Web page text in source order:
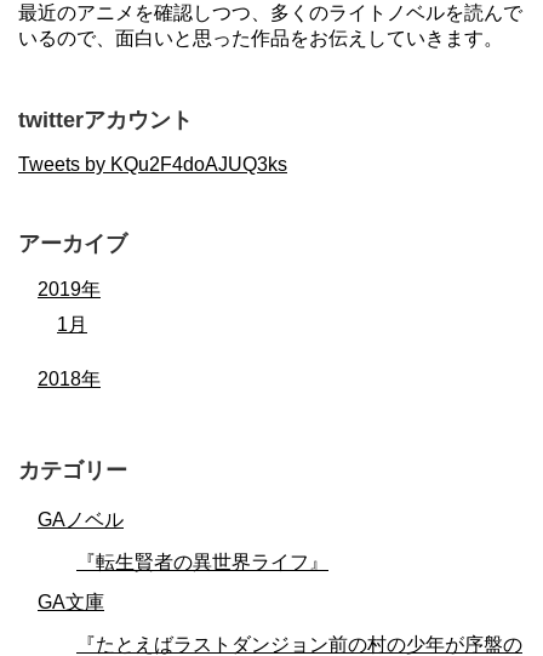
最近のアニメを確認しつつ、多くのライトノベルを読んで
いるので、面白いと思った作品をお伝えしていきます。
twitterアカウント
Tweets by KQu2F4doAJUQ3ks
アーカイブ
2019年
1月
2018年
カテゴリー
GAノベル
『転生賢者の異世界ライフ』
GA文庫
『たとえばラストダンジョン前の村の少年が序盤の